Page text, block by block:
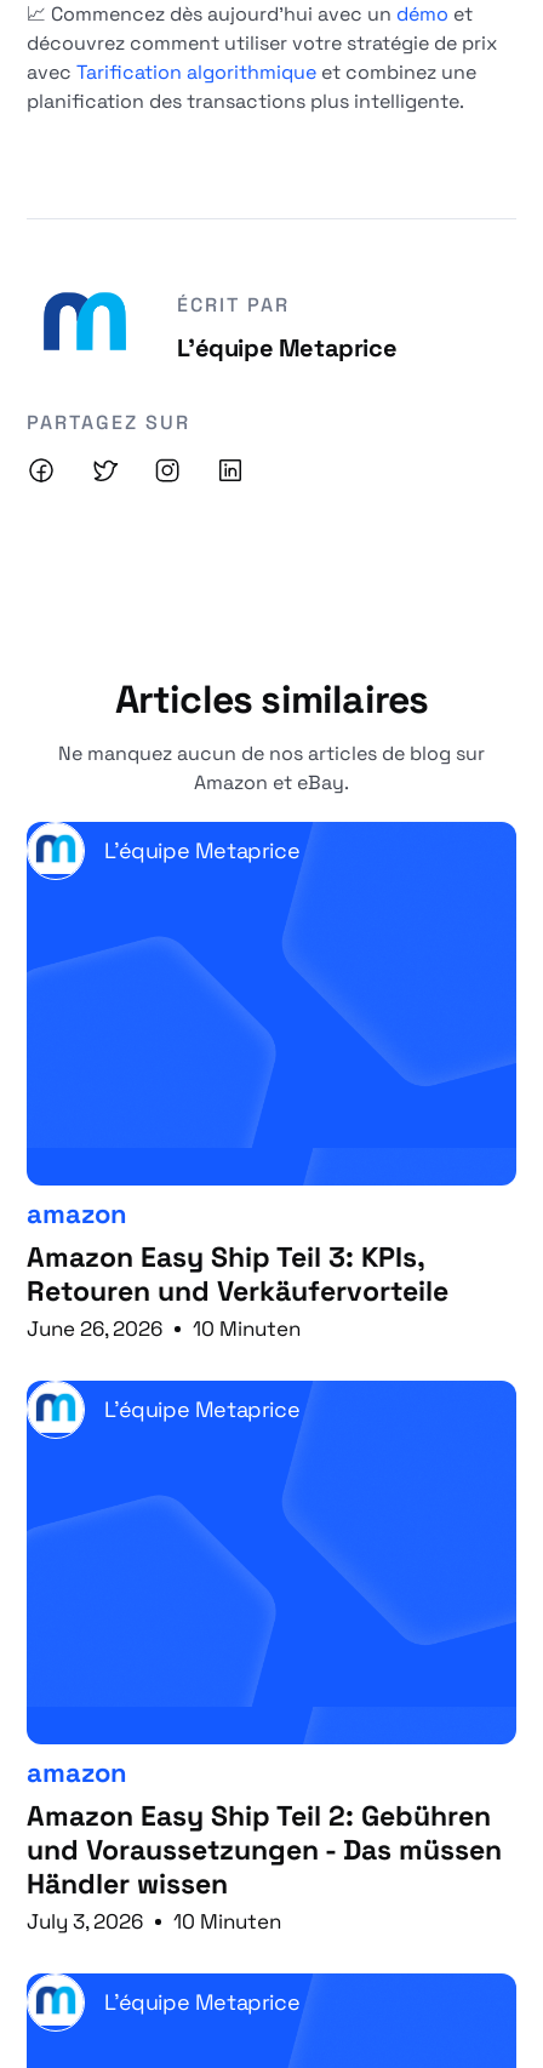
📈 Commencez dès aujourd'hui avec un démo et
découvrez comment utiliser votre stratégie de prix
avecTarification algorithmique et combinez une
planification des transactions plus intelligente.
ÉCRIT PAR
L'équipe Metaprice
PARTAGEZ SUR
Articles similaires
Ne manquez aucun de nos articles de blog sur
Amazon et eBay.
L'équipe Metaprice
amazon
Amazon Easy Ship Teil 3: KPIs,
Retouren und Verkäufervorteile
June 26, 2026 10 Minuten
L'équipe Metaprice
amazon
Amazon Easy Ship Teil 2: Gebühren
und Voraussetzungen - Das müssen
Händler wissen
July 3, 2026 10 Minuten
L'équipe Metaprice